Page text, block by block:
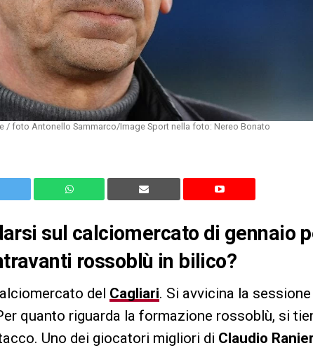
/ foto Antonello Sammarco/Image Sport nella foto: Nereo Bonato
sul calciomercato di gennaio
rossoblù in bilico?
del Cagliari. Si avvicina la sessione
quanto riguarda la formazione rossoblù, si
Uno dei giocatori migliori di Claudio